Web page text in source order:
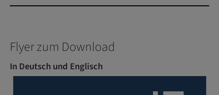
Flyer zum Download
In Deutsch und Englisch